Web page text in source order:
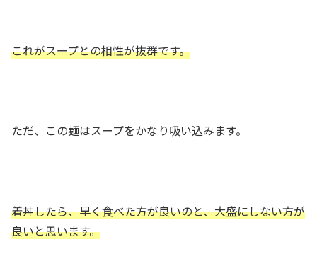
これがスープとの相性が抜群です。
ただ、この麺はスープをかなり吸い込みます。
着丼したら、早く食べた方が良いのと、大盛にしない方が
良いと思います。